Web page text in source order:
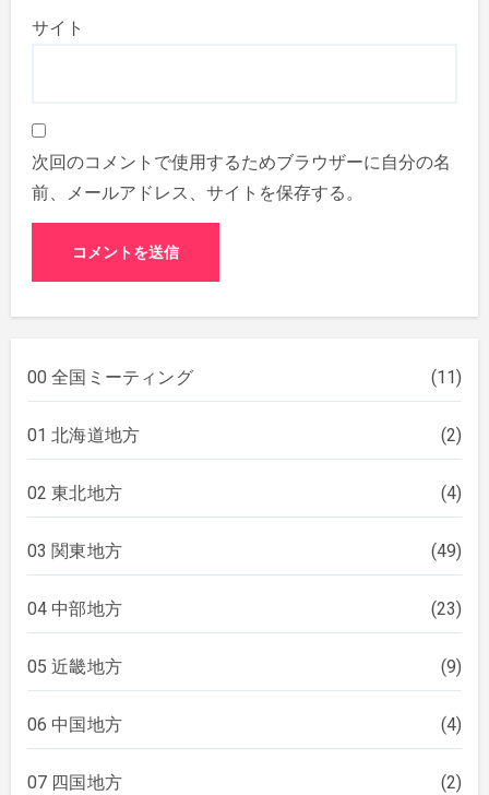
サイト
次回のコメントで使用するためブラウザーに自分の名
前、メールアドレス、サイトを保存する。
00 全国ミーティング (11)
01 北海道地方 (2)
02 東北地方 (4)
03 関東地方 (49)
04 中部地方 (23)
05 近畿地方 (9)
06 中国地方 (4)
07 四国地方 (2)